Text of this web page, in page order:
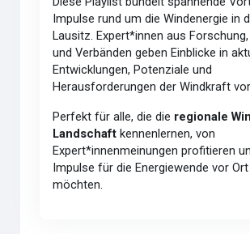
Impulse rund um die Windenergie in
Lausitz. Expert*innen aus
und Verbänden geben Einblicke in
Entwicklungen, Potenziale und
Herausforderungen der Windkraft
Perfekt für alle, die die regionale
Landschaft kennenlernen, von
Expert*innenmeinungen profitieren
Impulse für die Energiewende vor
möchten.